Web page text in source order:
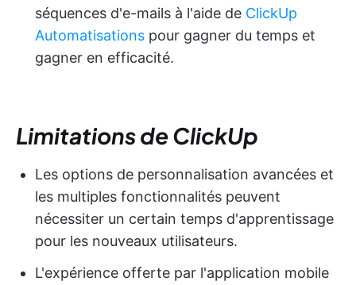
séquences d'e-mails à l'aide de ClickUp
Automatisations pour gagner du temps et
gagner en efficacité.
Limitations de ClickUp
Les options de personnalisation avancées et
les multiples fonctionnalités peuvent
nécessiter un certain temps d'apprentissage
pour les nouveaux utilisateurs.
L'expérience offerte par l'application mobile